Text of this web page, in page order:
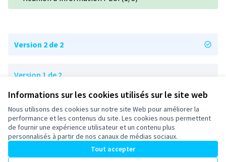
Informations sur les cookies utilisés sur le site web
Nous utilisons des cookies sur notre site Web pour améliorer la
performance et les contenus du site. Les cookies nous permettent
de fournir une expérience utilisateur et un contenu plus
personnalisés à partir de nos canaux de médias sociaux.
Tout accepter
Version 2 de 2
Version 1 de 2
Conditions d'utilisation
Paramètres des cookies
participons-granville.fr sur X
(Lien externe)
participons-granville.fr sur Facebook
participons-granville.fr sur Instagram